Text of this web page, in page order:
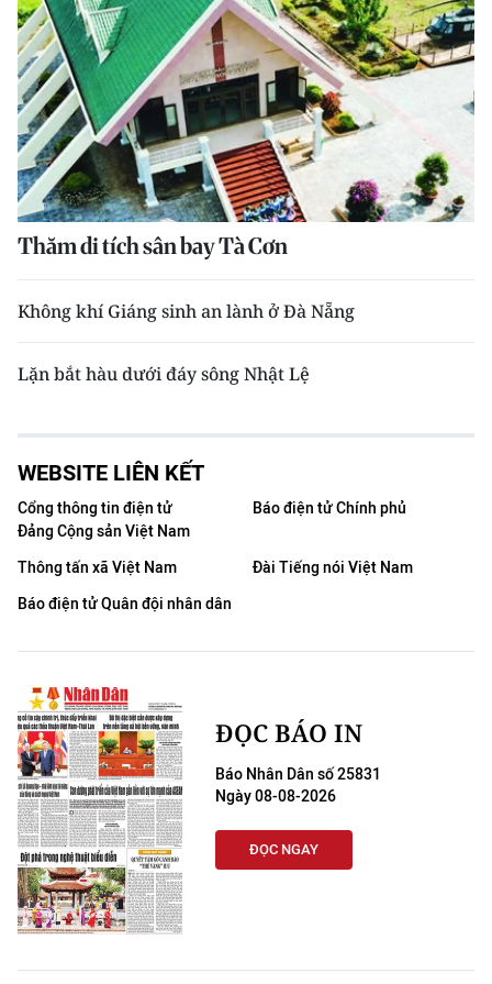
Thăm di tích sân bay Tà Cơn
Không khí Giáng sinh an lành ở Đà Nẵng
Lặn bắt hàu dưới đáy sông Nhật Lệ
WEBSITE LIÊN KẾT
Cổng thông tin điện tử
Đảng Cộng sản Việt Nam
Báo điện tử Chính phủ
Thông tấn xã Việt Nam
Đài Tiếng nói Việt Nam
Báo điện tử Quân đội nhân dân
ĐỌC BÁO IN
Báo Nhân Dân số 25831
Ngày 08-08-2026
ĐỌC NGAY